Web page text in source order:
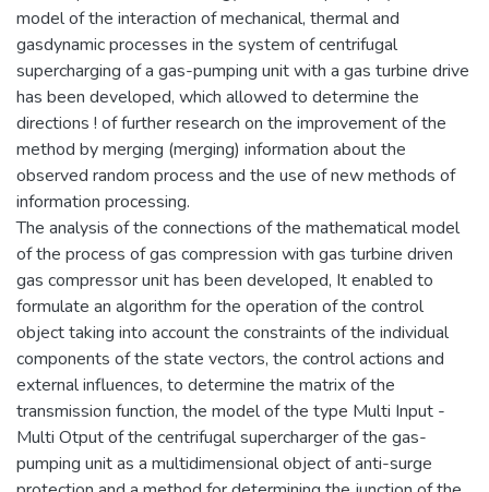
model of the interaction of mechanical, thermal and
gasdynamic processes in the system of centrifugal
supercharging of a gas-pumping unit with a gas turbine drive
has been developed, which allowed to determine the
directions ! of further research on the improvement of the
method by merging (merging) information about the
observed random process and the use of new methods of
information processing.
The analysis of the connections of the mathematical model
of the process of gas compression with gas turbine driven
gas compressor unit has been developed, It enabled to
formulate an algorithm for the operation of the control
object taking into account the constraints of the individual
components of the state vectors, the control actions and
external influences, to determine the matrix of the
transmission function, the model of the type Multi Input -
Multi Otput of the centrifugal supercharger of the gas-
pumping unit as a multidimensional object of anti-surge